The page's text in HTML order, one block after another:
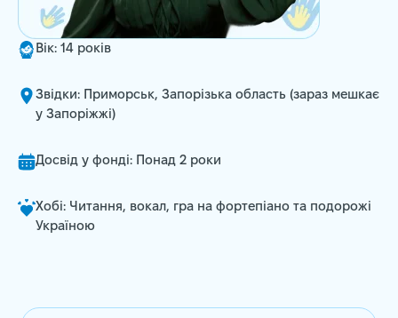
Вік: 14 років
Звідки: Приморськ, Запорізька область (зараз мешкає
у Запоріжжі)
Досвід у фонді: Понад 2 роки
Хобі: Читання, вокал, гра на фортепіано та подорожі
Україною